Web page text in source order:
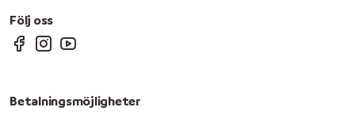
Följ oss
Betalningsmöjligheter